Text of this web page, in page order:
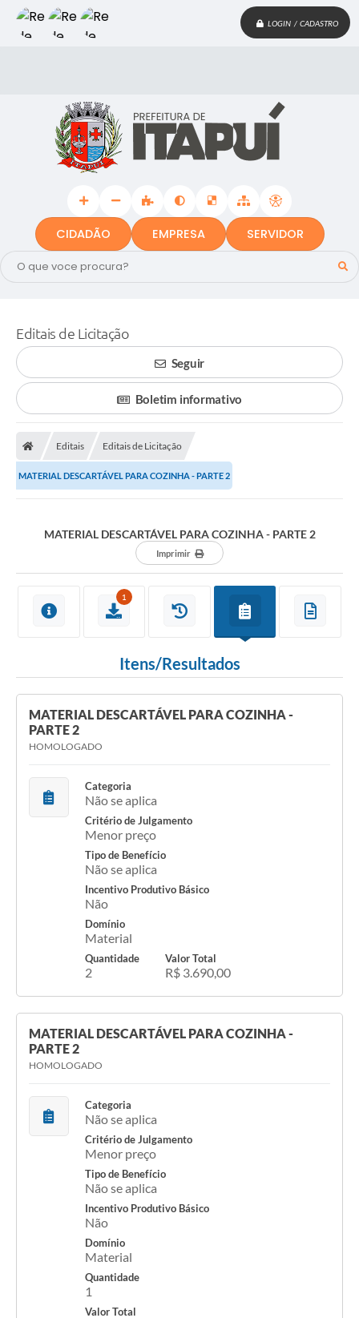
LOGIN / CADASTRO
CIDADÃO EMPRESA SERVIDOR
Editais de Licitação
Seguir
Boletim informativo
Editais Editais de Licitação
MATERIAL DESCARTÁVEL PARA COZINHA - PARTE 2
MATERIAL DESCARTÁVEL PARA COZINHA - PARTE 2
Imprimir
1
Itens/Resultados
MATERIAL DESCARTÁVEL PARA COZINHA -
PARTE 2
HOMOLOGADO
Categoria
Não se aplica
Critério de Julgamento
Menor preço
Tipo de Benefício
Não se aplica
Incentivo Produtivo Básico
Não
Domínio
Material
Quantidade
2
Valor Total
R$ 3.690,00
MATERIAL DESCARTÁVEL PARA COZINHA -
PARTE 2
HOMOLOGADO
Categoria
Não se aplica
Critério de Julgamento
Menor preço
Tipo de Benefício
Não se aplica
Incentivo Produtivo Básico
Não
Domínio
Material
Quantidade
1
Valor Total